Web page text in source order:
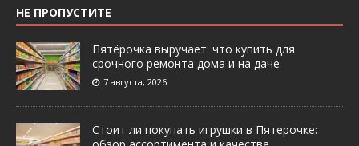
НЕ ПРОПУСТИТЕ
Пятёрочка выручает: что купить для
срочного ремонта дома и на даче
7 августа, 2026
Стоит ли покупать игрушки в Пятерочке: